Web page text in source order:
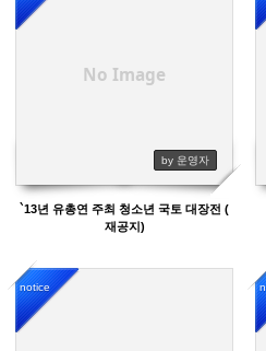
No Image
by 운영자
`13년 유총연 주최 청소년 국토 대장전 (
재공지)
notice